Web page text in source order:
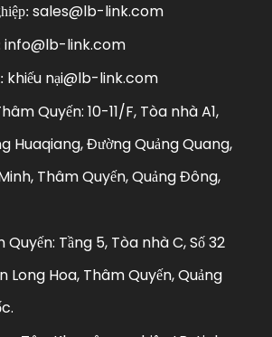
sales@lb-link.com
info@lb-link.com
khiếu nại@lb-link.com
Quyến: 10-11/F, Tòa nhà A1,
Huaqiang, Đường Quảng Quang,
Thâm Quyến, Quảng Đông,
Tầng 5, Tòa nhà C, Số 32
Long Hoa, Thâm Quyến, Quảng